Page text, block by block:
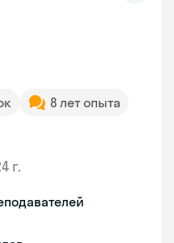
8 лет опыта
г.